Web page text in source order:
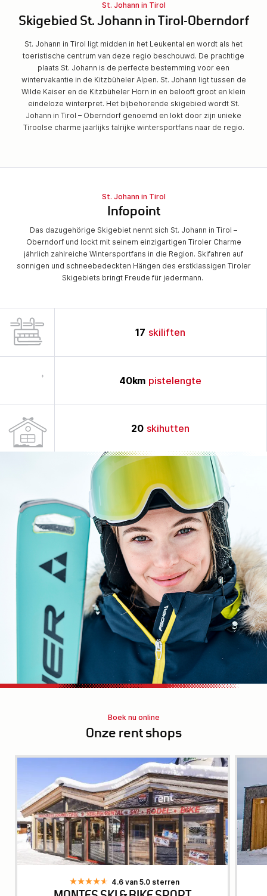
St. Johann in Tirol
Skigebied St. Johann in Tirol-Oberndorf
St. Johann in Tirol ligt midden in het Leukental en wordt als het
toeristische centrum van deze regio beschouwd. De prachtige
plaats St. Johann is de perfecte bestemming voor een
wintervakantie in de Kitzbüheler Alpen. St. Johann ligt tussen de
Wilde Kaiser en de Kitzbüheler Horn in en belooft groot en klein
eindeloze winterpret. Het bijbehorende skigebied wordt St.
Johann in Tirol – Oberndorf genoemd en lokt door zijn unieke
Tiroolse charme jaarlijks talrijke wintersportfans naar de regio.
St. Johann in Tirol
Infopoint
Das dazugehörige Skigebiet nennt sich St. Johann in Tirol –
Oberndorf und lockt mit seinem einzigartigen Tiroler Charme
jährlich zahlreiche Wintersportfans in die Region. Skifahren auf
sonnigen und schneebedeckten Hängen des erstklassigen Tiroler
Skigebiets bringt Freude für jedermann.
17 skiliften
40km pistelengte
20 skihutten
Boek nu online
Onze rent shops
4.6 van 5.0 sterren